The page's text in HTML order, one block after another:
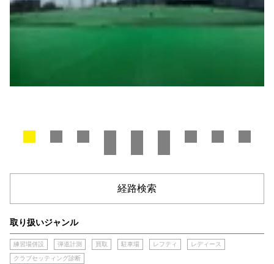
経路検索
取り扱いジャンル
練習場併設 弾道計測 買取 駐車場 レフティ レディース
クラブセッティング診断